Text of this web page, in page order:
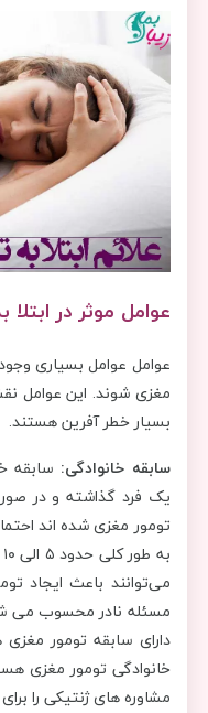
عوامل موثر در
عوامل عوامل بسیاری
مغزی شوند. این عوامل
بسیار خطر آفرین هستند.
سابقه خانوادگی: سابقه
یک فرد گذاشته و در
تومور مغزی شده اند
می‌توانند باعث ایجاد
مسئله نادر محسوب می
دارای سابقه تومور
خانوادگی تومور مغزی
مشاوره های ژنتیکی را